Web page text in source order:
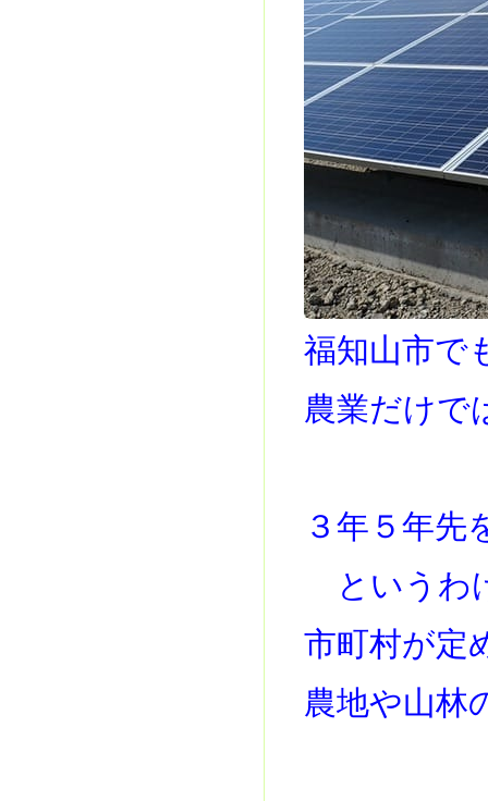
福知山市で
農業だけで
３年５年先
というわ
市町村が定
農地や山林